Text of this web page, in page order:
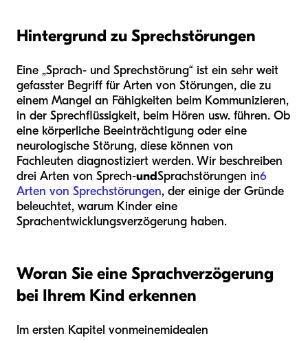
Hintergrund zu Sprechstörungen
Eine „Sprach- und Sprechstörung“ ist ein sehr weit
gefasster Begriff für Arten von Störungen, die zu
einem Mangel an Fähigkeiten beim Kommunizieren,
in der Sprechflüssigkeit, beim Hören usw. führen. Ob
eine körperliche Beeinträchtigung oder eine
neurologische Störung, diese können von
Fachleuten diagnostiziert werden. Wir beschreiben
drei Arten von Sprech-undSprachstörungen in6
Arten von Sprechstörungen, der einige der Gründe
beleuchtet, warum Kinder eine
Sprachentwicklungsverzögerung haben.
Woran Sie eine Sprachverzögerung
bei Ihrem Kind erkennen
Im ersten Kapitel vonmeinemidealen